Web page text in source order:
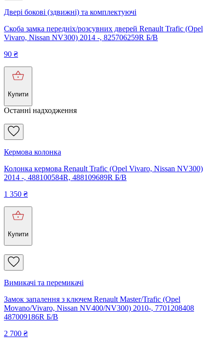
Двері бокові (здвижні) та комплектуючі
Скоба замка передніх/розсувних дверей Renault Trafic (Opel
Vivaro, Nissan NV300) 2014 -, 825706259R Б/В
90 ₴
Купити
Останні надходження
Кермова колонка
Колонка кермова Renault Trafic (Opel Vivaro, Nissan NV300)
2014 -, 488100584R, 488109689R Б/В
1 350 ₴
Купити
Вимикачі та перемикачі
Замок запалення з ключем Renault Master/Trafic (Opel
Movano/Vivaro, Nissan NV400/NV300) 2010-, 7701208408
487009186R Б/В
2 700 ₴